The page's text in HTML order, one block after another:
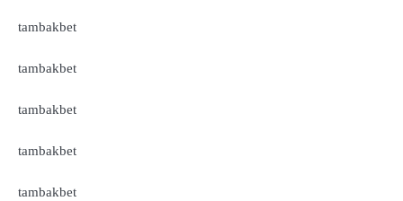
tambakbet
tambakbet
tambakbet
tambakbet
tambakbet